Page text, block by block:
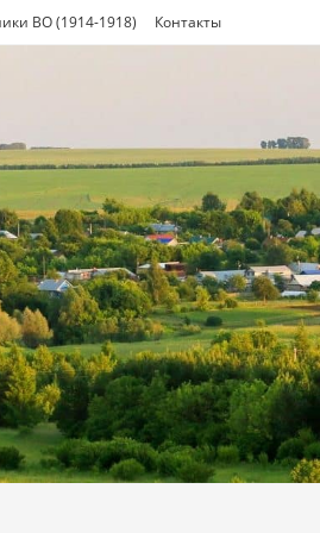
ВО (1914-1918) Контакты